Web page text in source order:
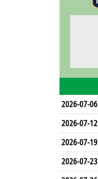
2026-07-06
2026-07-12
2026-07-19
2026-07-23